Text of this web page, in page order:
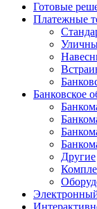
Готовые
Платежные
Банковское
Другие